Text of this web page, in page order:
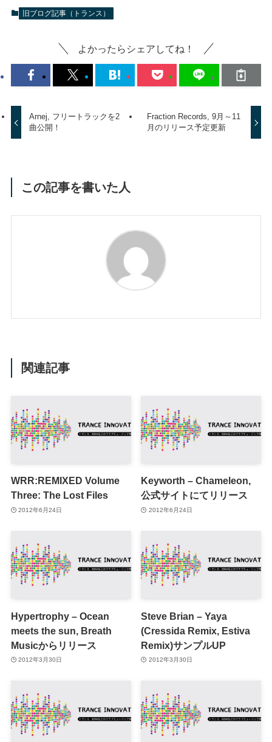
旧ブログ記事（トランス）
よかったらシェアしてね！
Arnej, フリートラックを2
曲公開！
Fraction Records, 9月～11
月のリリース予定更新
この記事を書いた人
関連記事
WRR:REMIXED Volume
Three: The Lost Files
2012年6月24日
Keyworth – Chameleon,
公式サイトにてリリース
2012年6月24日
Hypertrophy – Ocean
meets the sun, Breath
Musicからリリース
2012年3月30日
Steve Brian – Yaya
(Cressida Remix, Estiva
Remix)サンプルUP
2012年3月30日